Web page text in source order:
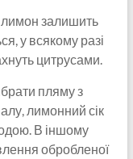
лимон залишить
у всякому разі
цитрусами.
пляму з
лимонний сік
В іншому
обробленої